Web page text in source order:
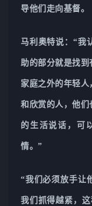
导他们走向基督。
马利奥特说：“我
助的部分就是找
家庭之外的年轻
和欣赏的人，他们
的生活说话，可
情。”
“我们必须放手让
我们抓得越紧，